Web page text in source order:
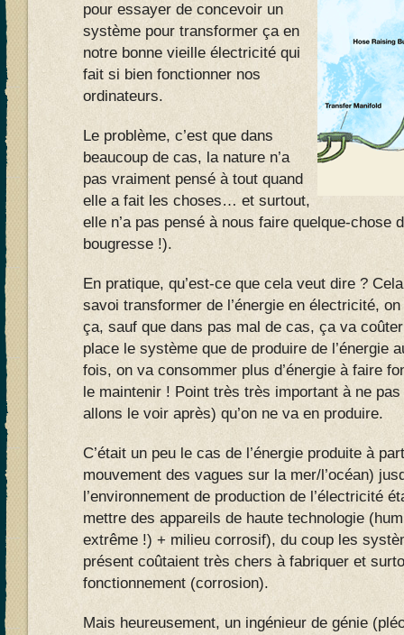
pour essayer de concevoir un
système pour transformer ça en
notre bonne vieille électricité qui
fait si bien fonctionner nos
ordinateurs.
Le problème, c’est que dans
beaucoup de cas, la nature n’a
pas vraiment pensé à tout quand
elle a fait les choses… et surtout,
elle n’a pas pensé à nous faire quelque-chose
bougresse !).
En pratique, qu’est-ce que cela veut dire ?
savoi transformer de l’énergie en électricité,
ça, sauf que dans pas mal de cas, ça va
place le système que de produire de l’énergie
fois, on va consommer plus d’énergie à faire
le maintenir ! Point très très important à ne
allons le voir après) qu’on ne va en produire.
C’était un peu le cas de l’énergie produite à
mouvement des vagues sur la mer/l’océan)
l’environnement de production de l’électricité
mettre des appareils de haute technologie
extrême !) + milieu corrosif), du coup les
présent coûtaient très chers à fabriquer et
fonctionnement (corrosion).
Mais heureusement, un ingénieur de génie